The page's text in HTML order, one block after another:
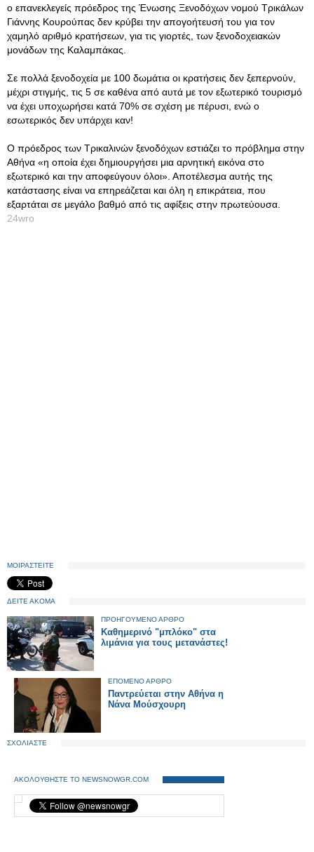
ο επανεκλεγείς πρόεδρος της Ένωσης Ξενοδόχων νομού Τρικάλων
Γιάννης Κουρούπας δεν κρύβει την απογοήτευσή του για τον
χαμηλό αριθμό κρατήσεων, για τις γιορτές, των ξενοδοχειακών
μονάδων της Καλαμπάκας.
Σε πολλά ξενοδοχεία με 100 δωμάτια οι κρατήσεις δεν ξεπερνούν,
μέχρι στιγμής, τις 5 σε καθένα από αυτά με τον εξωτερικό τουρισμό
να έχει υποχωρήσει κατά 70% σε σχέση με πέρυσι, ενώ ο
εσωτερικός δεν υπάρχει καν!
Ο πρόεδρος των Τρικαλινών ξενοδόχων εστιάζει το πρόβλημα στην
Αθήνα «η οποία έχει δημιουργήσει μια αρνητική εικόνα στο
εξωτερικό και την αποφεύγουν όλοι». Αποτέλεσμα αυτής της
κατάστασης είναι να επηρεάζεται και όλη η επικράτεια, που
εξαρτάται σε μεγάλο βαθμό από τις αφίξεις στην πρωτεύουσα.
24wro
ΜΟΙΡΑΣΤΕΙΤΕ
ΔΕΙΤΕ ΑΚΟΜΑ
ΠΡΟΗΓΟΥΜΕΝΟ ΑΡΘΡΟ
Καθημερινό "μπλόκο" στα
λιμάνια για τους μετανάστες!
ΕΠΟΜΕΝΟ ΑΡΘΡΟ
Παντρεύεται στην Αθήνα η
Νάνα Μούσχουρη
ΣΧΟΛΙΑΣΤΕ
ΑΚΟΛΟΥΘΗΣΤΕ ΤΟ NEWSNOWGR.COM